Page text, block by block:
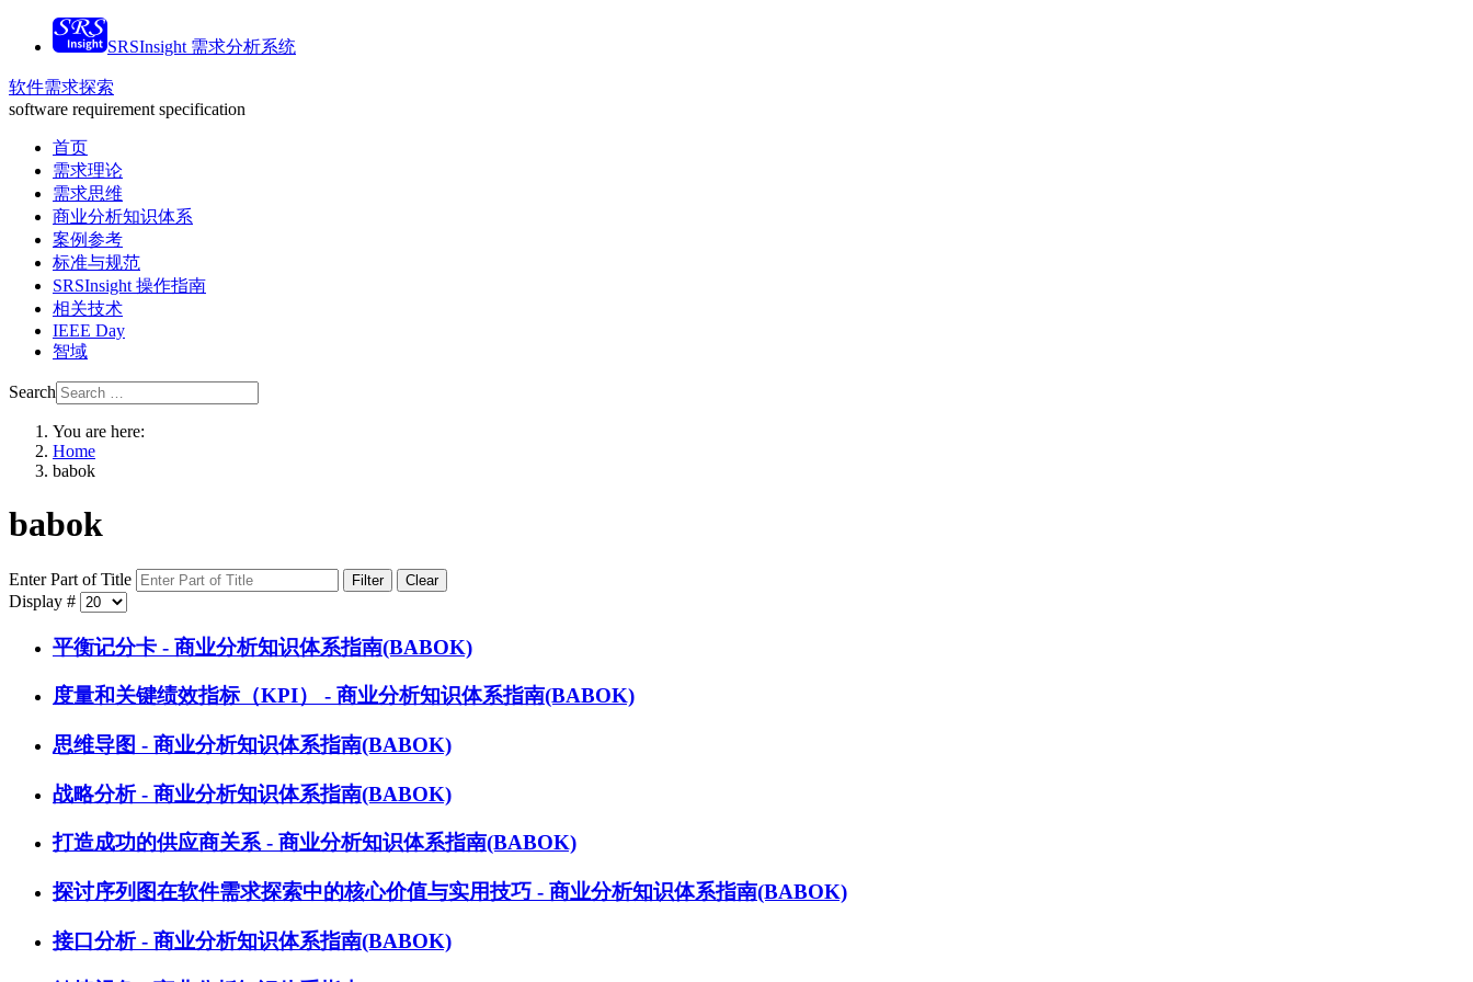
SRSInsight 需求分析系统
软件需求探索
software requirement specification
首页
需求理论
需求思维
商业分析知识体系
案例参考
标准与规范
SRSInsight 操作指南
相关技术
IEEE Day
智域
Search
You are here:
Home
babok
babok
Enter Part of Title Filter Clear
Display #
平衡记分卡 - 商业分析知识体系指南(BABOK)
度量和关键绩效指标（KPI） - 商业分析知识体系指南(BABOK)
思维导图 - 商业分析知识体系指南(BABOK)
战略分析 - 商业分析知识体系指南(BABOK)
打造成功的供应商关系 - 商业分析知识体系指南(BABOK)
探讨序列图在软件需求探索中的核心价值与实用技巧 - 商业分析知识体系指南(BABOK)
接口分析 - 商业分析知识体系指南(BABOK)